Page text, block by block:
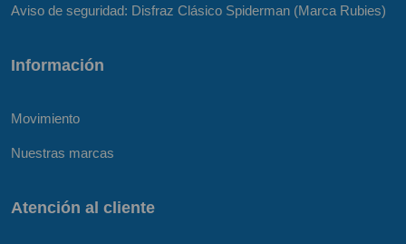
Aviso de seguridad: Disfraz Clásico Spiderman (Marca Rubies)
Información
Movimiento
Nuestras marcas
Atención al cliente